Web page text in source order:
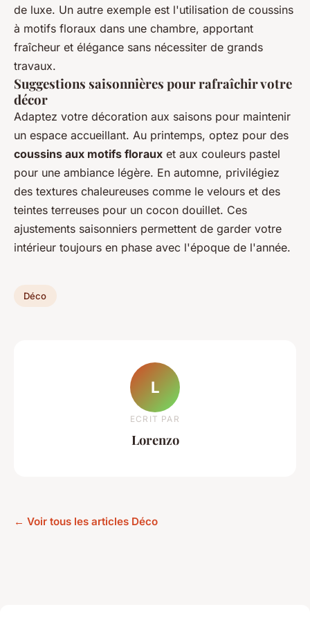
de luxe. Un autre exemple est l'utilisation de coussins
à motifs floraux dans une chambre, apportant
fraîcheur et élégance sans nécessiter de grands
travaux.
Suggestions saisonnières pour rafraîchir votre
décor
Adaptez votre décoration aux saisons pour maintenir
un espace accueillant. Au printemps, optez pour des
coussins aux motifs floraux et aux couleurs pastel
pour une ambiance légère. En automne, privilégiez
des textures chaleureuses comme le velours et des
teintes terreuses pour un cocon douillet. Ces
ajustements saisonniers permettent de garder votre
intérieur toujours en phase avec l'époque de l'année.
Déco
L
ECRIT PAR
Lorenzo
← Voir tous les articles Déco